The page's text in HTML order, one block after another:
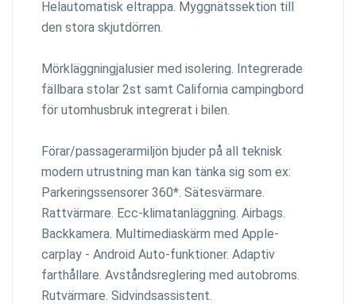
Helautomatisk eltrappa. Myggnätssektion till
den stora skjutdörren.
Mörkläggningjalusier med isolering. Integrerade
fällbara stolar 2st samt California campingbord
för utomhusbruk integrerat i bilen.
Förar/passagerarmiljön bjuder på all teknisk
modern utrustning man kan tänka sig som ex:
Parkeringssensorer 360*. Sätesvärmare.
Rattvärmare. Ecc-klimatanläggning. Airbags.
Backkamera. Multimediaskärm med Apple-
carplay - Android Auto-funktioner. Adaptiv
farthållare. Avståndsreglering med autobroms.
Rutvärmare. Sidvindsassistent.